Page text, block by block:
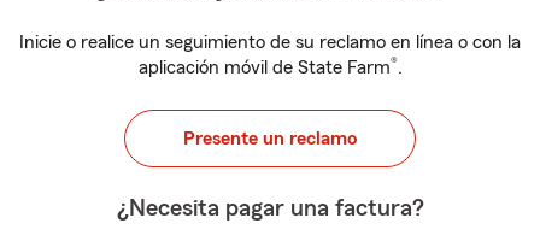
Inicie o realice un seguimiento de su reclamo en línea o con la
aplicación móvil de State Farm®.
Presente un reclamo
¿Necesita pagar una factura?